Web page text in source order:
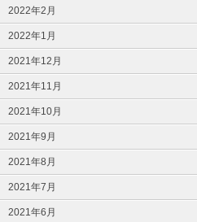
2022年2月
2022年1月
2021年12月
2021年11月
2021年10月
2021年9月
2021年8月
2021年7月
2021年6月